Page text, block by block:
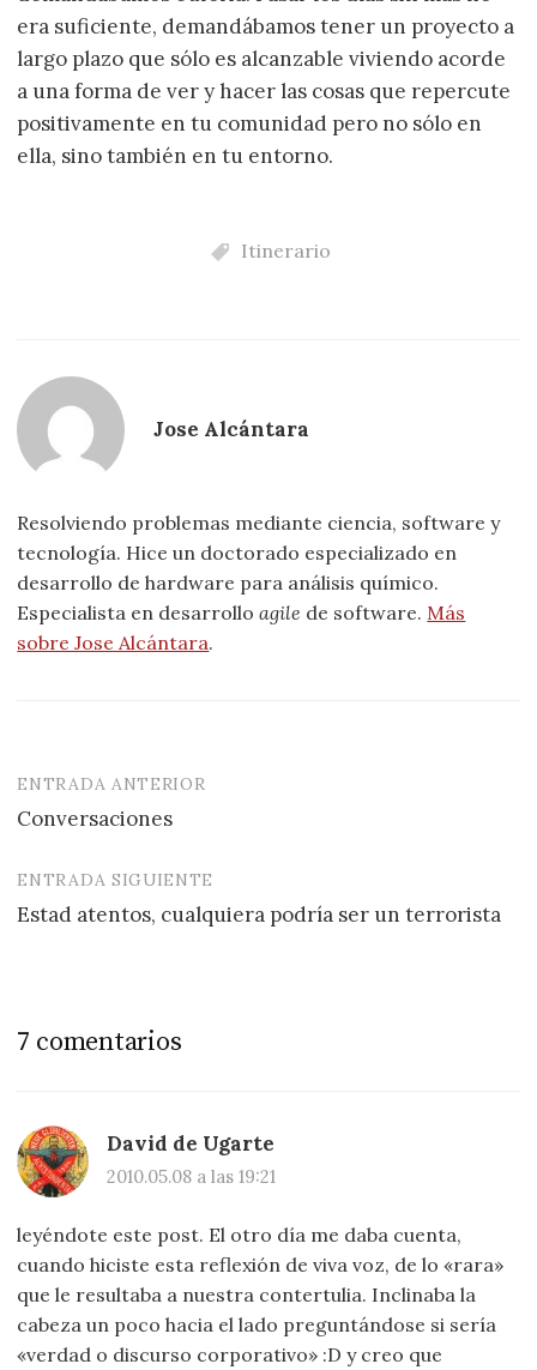
era suficiente, demandábamos tener un proyecto a
largo plazo que sólo es alcanzable viviendo acorde
a una forma de ver y hacer las cosas que repercute
positivamente en tu comunidad pero no sólo en
ella, sino también en tu entorno.
Itinerario
Jose Alcántara
Resolviendo problemas mediante ciencia, software y
tecnología. Hice un doctorado especializado en
desarrollo de hardware para análisis químico.
Especialista en desarrolloagile de software. Más
sobre Jose Alcántara.
Navegación
de
entradas
ENTRADA ANTERIOR
Conversaciones
ENTRADA SIGUIENTE
Estad atentos, cualquiera podría ser un terrorista
7 comentarios
David de Ugarte
2010.05.08 a las 19:21
leyéndote este post. El otro día me daba cuenta,
cuando hiciste esta reflexión de viva voz, de lo «rara»
que le resultaba a nuestra contertulia. Inclinaba la
cabeza un poco hacia el lado preguntándose si sería
«verdad o discurso corporativo» :D y creo que